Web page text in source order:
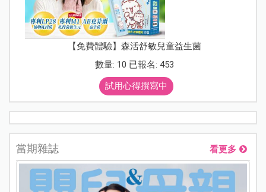
【免費體驗】森活舒敏兒童益生菌
數量: 10 已報名: 453
試用心得撰寫中
當期雜誌 看更多